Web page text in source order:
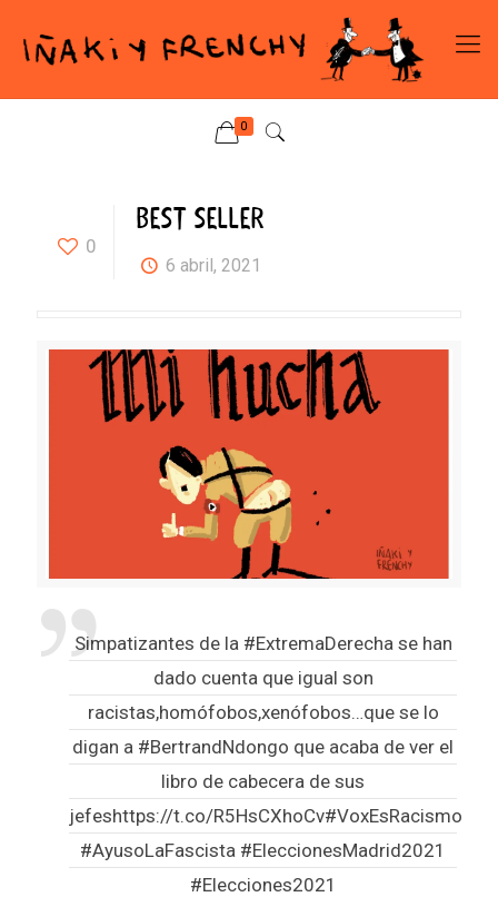
0
0
BEST SELLER
6 abril, 2021
Simpatizantes de la #ExtremaDerecha se han
dado cuenta que igual son
racistas,homófobos,xenófobos…que se lo
digan a #BertrandNdongo que acaba de ver el
libro de cabecera de sus
jefeshttps://t.co/R5HsCXhoCv#VoxEsRacismo
#AyusoLaFascista #EleccionesMadrid2021
#Elecciones2021